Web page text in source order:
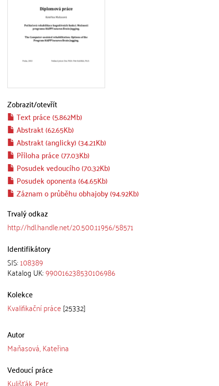
Zobrazit/otevřít
Text práce (5.862Mb)
Abstrakt (62.65Kb)
Abstrakt (anglicky) (34.21Kb)
Příloha práce (77.03Kb)
Posudek vedoucího (70.32Kb)
Posudek oponenta (64.65Kb)
Záznam o průběhu obhajoby (94.92Kb)
Trvalý odkaz
http://hdl.handle.net/20.500.11956/58571
Identifikátory
SIS:108389
Katalog UK:990016238530106986
Kolekce
Kvalifikační práce [25332]
Autor
Maňasová, Kateřina
Vedoucí práce
Kulišťák, Petr